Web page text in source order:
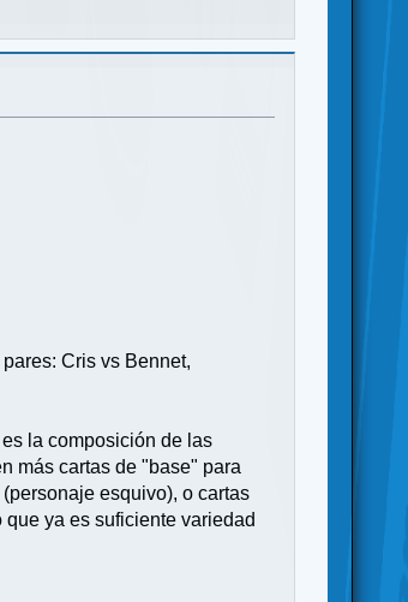
Cris vs Bennet,
la composición de las
más cartas de "base" para
esquivo), o cartas
ya es suficiente variedad